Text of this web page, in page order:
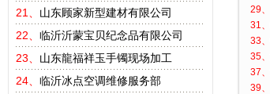
21、 山东顾家新型建材有限公司
22、 临沂沂蒙宝贝纪念品有限公司
23、 山东龍福祥玉手镯现场加工
24、 临沂冰点空调维修服务部
29、
31、
33、
35、
37、
39、